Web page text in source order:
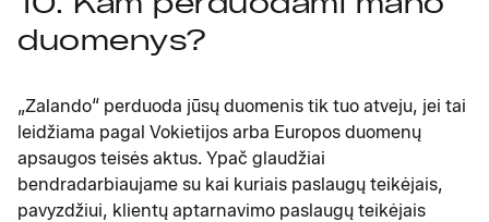
duomenys?
„Zalando“ perduoda jūsų duomenis tik tuo atveju, jei tai
leidžiama pagal Vokietijos arba Europos duomenų
apsaugos teisės aktus. Ypač glaudžiai
bendradarbiaujame su kai kuriais paslaugų teikėjais,
pavyzdžiui, klientų aptarnavimo paslaugų teikėjais